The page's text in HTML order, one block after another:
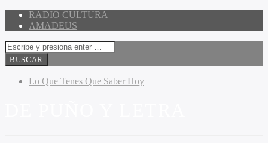
RADIO CULTURA
AMADEUS
Lo Que Tenes Que Saber Hoy